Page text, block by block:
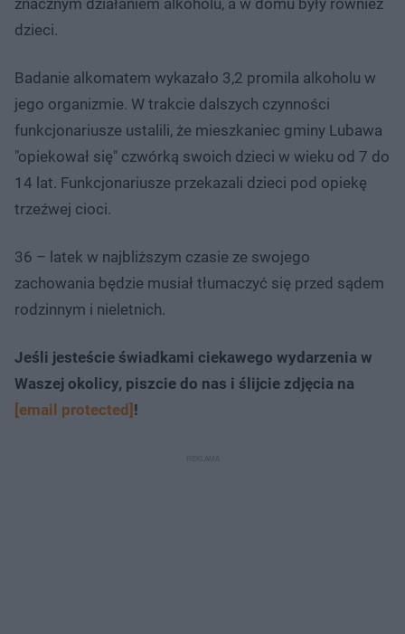
dzieci.
Badanie alkomatem wykazało 3,2 promila alkoholu w
jego organizmie. W trakcie dalszych czynności
funkcjonariusze ustalili, że mieszkaniec gminy Lubawa
"opiekował się" czwórką swoich dzieci w wieku od 7 do
14 lat. Funkcjonariusze przekazali dzieci pod opiekę
trzeźwej cioci.
36 – latek w najbliższym czasie ze swojego
zachowania będzie musiał tłumaczyć się przed sądem
rodzinnym i nieletnich.
Jeśli jesteście świadkami ciekawego wydarzenia w
Waszej okolicy, piszcie do nas i ślijcie zdjęcia na
[email protected] !